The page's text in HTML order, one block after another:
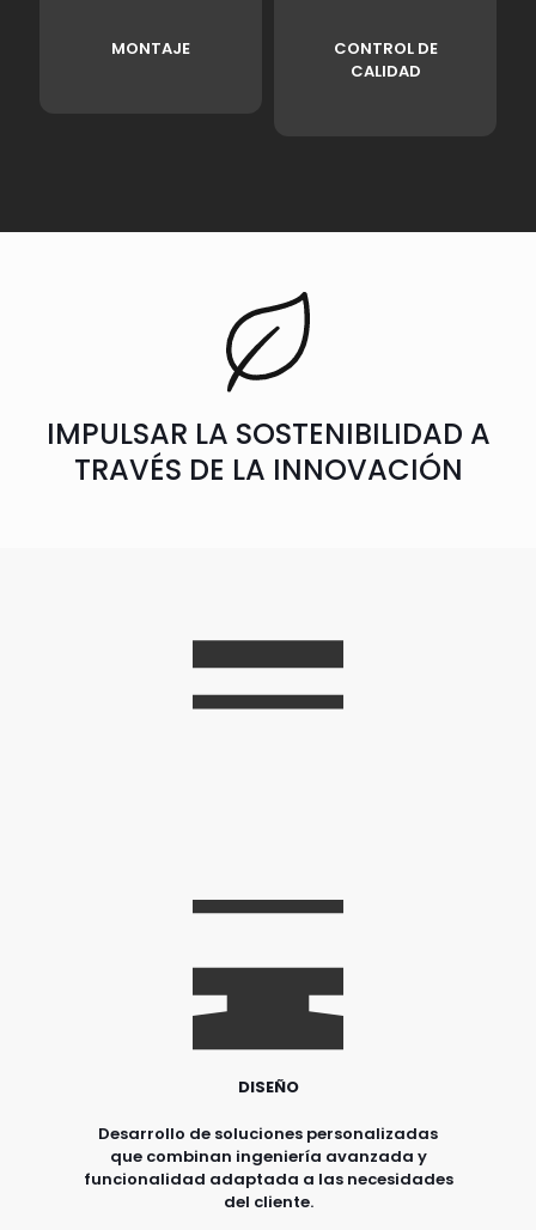
MONTAJE
CONTROL DE
CALIDAD
IMPULSAR LA SOSTENIBILIDAD A
TRAVÉS DE LA INNOVACIÓN
DISEÑO
Desarrollo de soluciones personalizadas
que combinan ingeniería avanzada y
funcionalidad adaptada a las necesidades
del cliente.